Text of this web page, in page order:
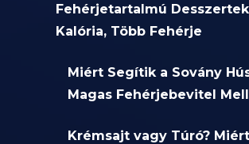
Fehérjetartalmú
Kalória, Több Fehérje
Miért Segítik a Sovány
Magas Fehérjebevitel
Krémsajt vagy Túró?